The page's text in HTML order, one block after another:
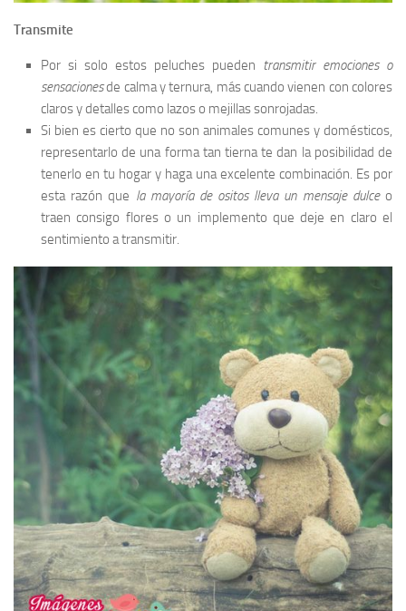
Transmite
Por si solo estos peluches pueden transmitir emociones o
sensacionesde calma y ternura, más cuando vienen con colores
claros y detalles como lazos o mejillas sonrojadas.
Si bien es cierto que no son animales comunes y domésticos,
representarlo de una forma tan tierna te dan la posibilidad de
tenerlo en tu hogar y haga una excelente combinación. Es por
esta razón que la mayoría de ositos lleva un mensaje dulceo
traen consigo flores o un implemento que deje en claro el
sentimiento a transmitir.